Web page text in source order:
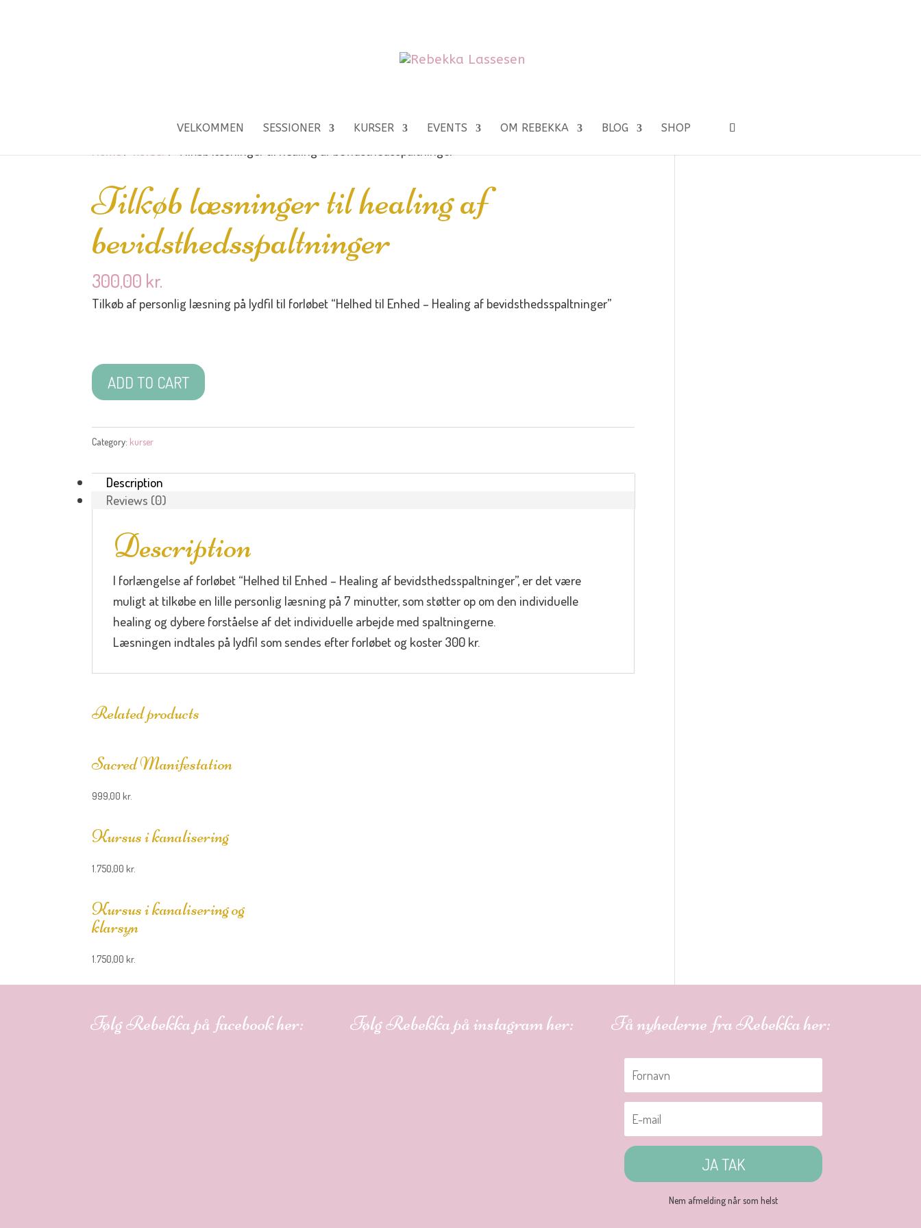
VELKOMMEN SESSIONER KURSER EVENTS OM REBEKKA BLOG SHOP
Home/kurser/ Tilkøb læsninger til healing af bevidsthedsspaltninger
Tilkøb læsninger til healing af
bevidsthedsspaltninger
300,00 kr.
Tilkøb af personlig læsning på lydfil til forløbet “Helhed til Enhed – Healing af bevidsthedsspaltninger”
Tilkøb
læsninger
healing
bevidsthedsspaltninger
quantity
ADD TO CART
Category: kurser
Description
Reviews (0)
Description
I forlængelse af forløbet “Helhed til Enhed – Healing af bevidsthedsspaltninger”, er det være
muligt at tilkøbe en lille personlig læsning på 7 minutter, som støtter op om den individuelle
healing og dybere forståelse af det individuelle arbejde med spaltningerne.
Læsningen indtales på lydfil som sendes efter forløbet og koster 300 kr.
Related products
Sacred Manifestation
999,00kr.
Kursus i kanalisering
1.750,00kr.
Kursus i kanalisering og
klarsyn
1.750,00kr.
Følg Rebekka på facebook her: Følg Rebekka på instagram her: Få nyhederne fra Rebekka her:
JA TAK
Nem afmelding når som helst